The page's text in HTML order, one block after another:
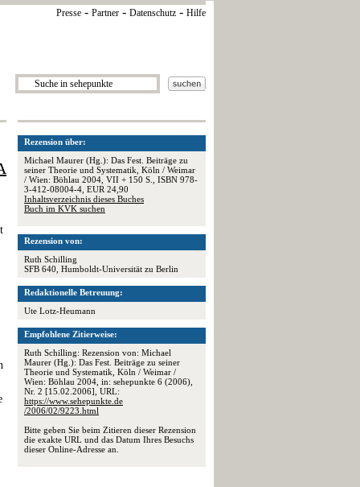
Presse - Partner - Datenschutz - Hilfe
Rezension über:
Michael Maurer (Hg.): Das Fest. Beiträge zu
seiner Theorie und Systematik, Köln / Weimar
/ Wien: Böhlau 2004, VII + 150 S., ISBN 978-
3-412-08004-4, EUR 24,90
Inhaltsverzeichnis dieses Buches
Buch im KVK suchen
Rezension von:
Ruth Schilling
SFB 640, Humboldt-Universität zu Berlin
Redaktionelle Betreuung:
Ute Lotz-Heumann
Empfohlene Zitierweise:
Ruth Schilling: Rezension von: Michael
Maurer (Hg.): Das Fest. Beiträge zu seiner
Theorie und Systematik, Köln / Weimar /
Wien: Böhlau 2004, in: sehepunkte 6 (2006),
Nr. 2 [15.02.2006], URL:
https://www.sehepunkte.de
/2006/02/9223.html
Bitte geben Sie beim Zitieren dieser Rezension
die exakte URL und das Datum Ihres Besuchs
dieser Online-Adresse an.